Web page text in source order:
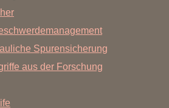
Spurensicherung
aus der Forschung